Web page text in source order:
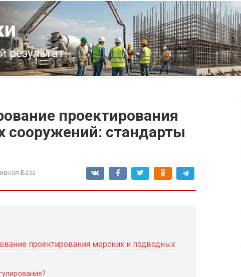
результат
проектирования
сооружений: стандарты
База
проектирования морских и подводных